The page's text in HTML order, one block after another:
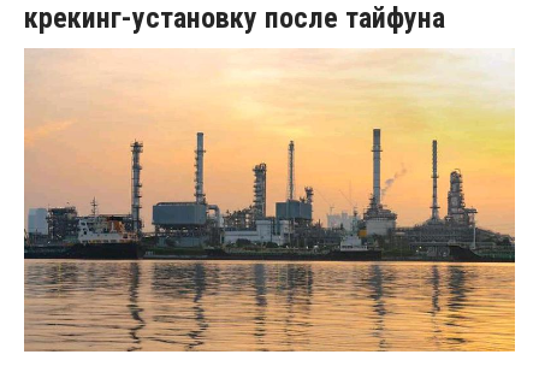
крекинг-установку после тайфуна